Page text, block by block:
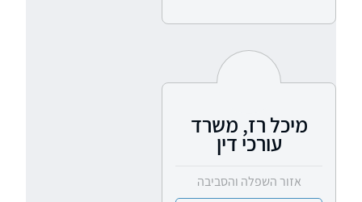
מיכל רז, משרד
עורכי דין
אזור השפלה והסביבה